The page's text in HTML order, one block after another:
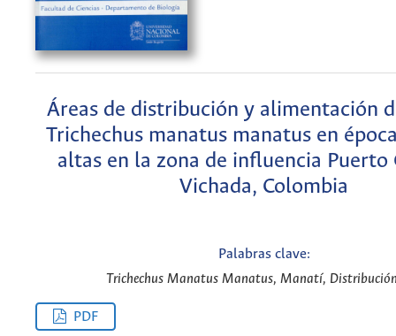
Áreas de distribución y alimentación
Trichechus manatus manatus en
altas en la zona de influencia Puerto
Vichada, Colombia
Palabras clave:
Trichechus Manatus Manatus, Manatí,
PDF